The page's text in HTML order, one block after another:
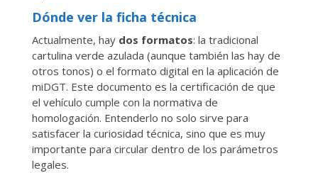
Dónde ver la ficha técnica
Actualmente, hay dos formatos: la tradicional
cartulina verde azulada (aunque también las hay de
otros tonos) o el formato digital en la aplicación de
miDGT. Este documento es la certificación de que
el vehículo cumple con la normativa de
homologación. Entenderlo no solo sirve para
satisfacer la curiosidad técnica, sino que es muy
importante para circular dentro de los parámetros
legales.